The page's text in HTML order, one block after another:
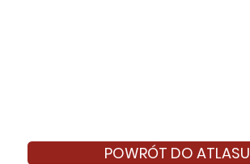
POWRÓT DO ATLASU